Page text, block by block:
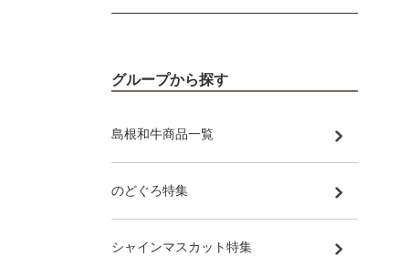
グループから探す
島根和牛商品一覧
のどぐろ特集
シャインマスカット特集